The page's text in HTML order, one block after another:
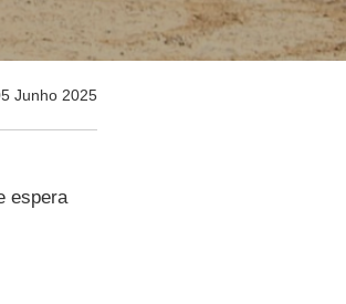
Junho 2025
espera